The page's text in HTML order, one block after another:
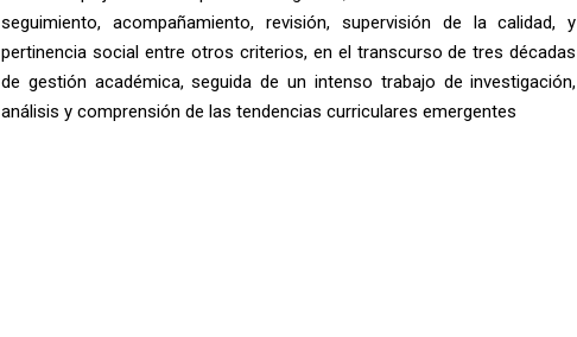
seguimiento, acompañamiento, revisión, supervisión de la calidad, y
pertinencia social entre otros criterios, en el transcurso de tres décadas
de gestión académica, seguida de un intenso trabajo de investigación,
análisis y comprensión de las tendencias curriculares emergentes